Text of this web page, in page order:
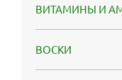
ВИТАМИНЫ И
ВОСКИ